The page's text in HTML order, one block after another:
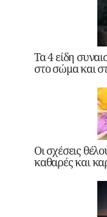
Τα 4 είδη
στο σώμα και
Οι σχέσεις
καθαρές και